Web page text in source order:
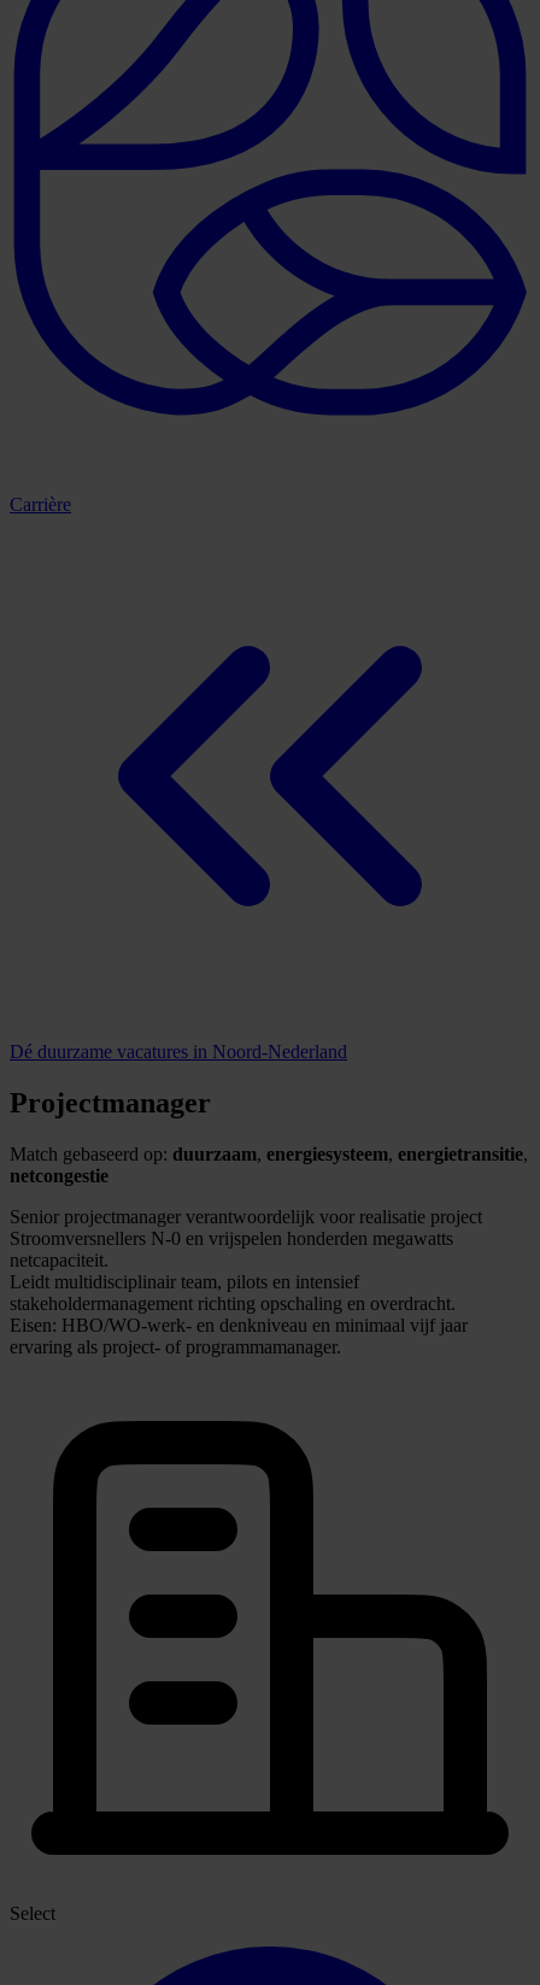
Carrière
Dé duurzame vacatures in Noord-Nederland
Projectmanager
Match gebaseerd op: duurzaam, energiesysteem, energietransitie,
netcongestie
Senior projectmanager verantwoordelijk voor realisatie project
Stroomversnellers N-0 en vrijspelen honderden megawatts
netcapaciteit.
Leidt multidisciplinair team, pilots en intensief
stakeholdermanagement richting opschaling en overdracht.
Eisen: HBO/WO-werk- en denkniveau en minimaal vijf jaar
ervaring als project- of programmamanager.
Select